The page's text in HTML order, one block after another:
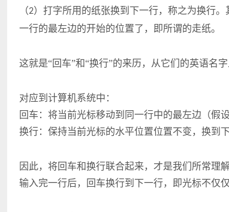
（2）打字所用的纸张换到下一行，称之为换行
一行的最左边的开始的位置了，即所谓的走纸。
这就是“回车”和“换行”的来历，从它们的英语名字
对应到计算机系统中：
回车：将当前光标移动到同一行中的最左边（假
换行：保持当前光标的水平位置位置不变，换到下
因此，将回车和换行联合起来，才是我们所常理解
输入完一行后，回车换行到下一行，即光标不仅